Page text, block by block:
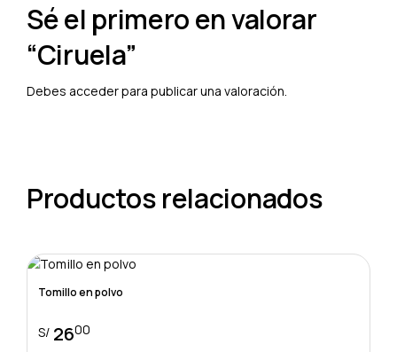
Sé el primero en valorar
“Ciruela”
Debes accederpara publicar una valoración.
Productos relacionados
Tomillo en polvo
S/ 2600